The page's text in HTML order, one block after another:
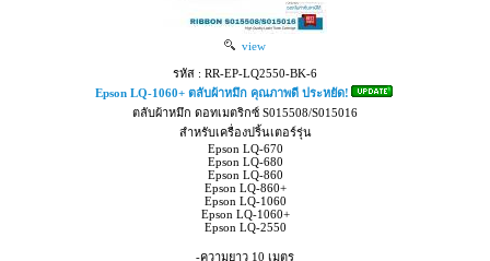
view
รหัส : RR-EP-LQ2550-BK-6
Epson LQ-1060+ ตลับผ้าหมึก คุณภาพดี ประหยัด!
ตลับผ้าหมึก ดอทเมตริกซ์ S015508/S015016
สำหรับเครื่องปริ้นเตอร์รุ่น
Epson LQ-670
Epson LQ-680
Epson LQ-860
Epson LQ-860+
Epson LQ-1060
Epson LQ-1060+
Epson LQ-2550
-ความยาว 10 เมตร